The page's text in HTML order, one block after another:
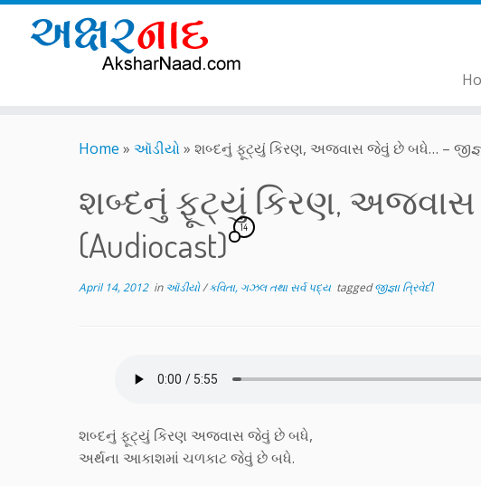
Home » ઑડીયો» શબ્દનું ફૂટ્યું કિરણ, અજવાસ જેવું છે બધે… – જીજ્ઞા
શબ્દનું ફૂટ્યું કિરણ, અજવાસ
(Audiocast) 14
April 14, 2012in ઑડીયો/કવિતા, ગઝલ તથા સર્વ પદ્ય taggedજીજ્ઞા ત્રિવેદી
શબ્દનું ફૂટ્યું કિરણ અજવાસ જેવું છે બધે,
અર્થના આકાશમાં ચળકાટ જેવું છે બધે.